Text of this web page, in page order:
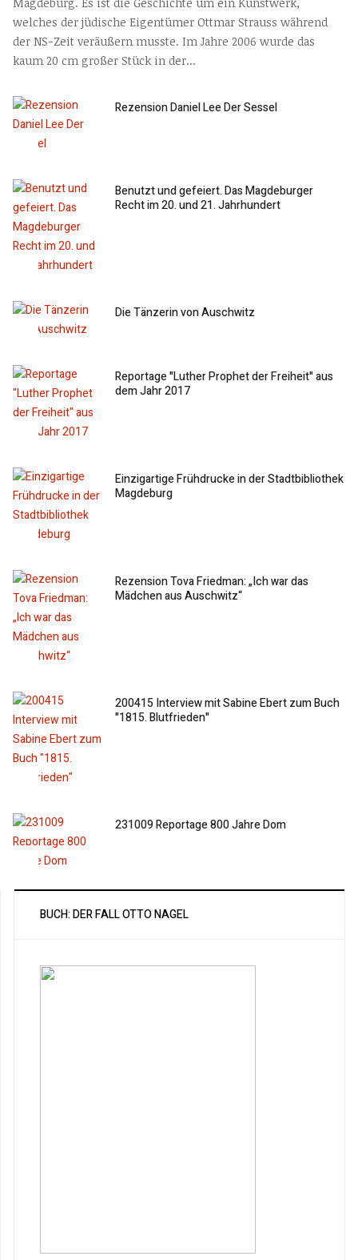
Magdeburg. Es ist die Geschichte um ein Kunstwerk,
welches der jüdische Eigentümer Ottmar Strauss während
der NS-Zeit veräußern musste. Im Jahre 2006 wurde das
kaum 20 cm großer Stück in der...
Rezension Daniel Lee Der Sessel
Benutzt und gefeiert. Das Magdeburger
Recht im 20. und 21. Jahrhundert
Die Tänzerin von Auschwitz
Reportage "Luther Prophet der Freiheit" aus
dem Jahr 2017
Einzigartige Frühdrucke in der Stadtbibliothek
Magdeburg
Rezension Tova Friedman: „Ich war das
Mädchen aus Auschwitz“
200415 Interview mit Sabine Ebert zum Buch
"1815. Blutfrieden"
231009 Reportage 800 Jahre Dom
BUCH: DER FALL OTTO NAGEL